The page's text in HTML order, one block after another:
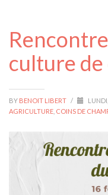
culture
BY BENOIT LIBERT /
AGRICULTURE COINS DE